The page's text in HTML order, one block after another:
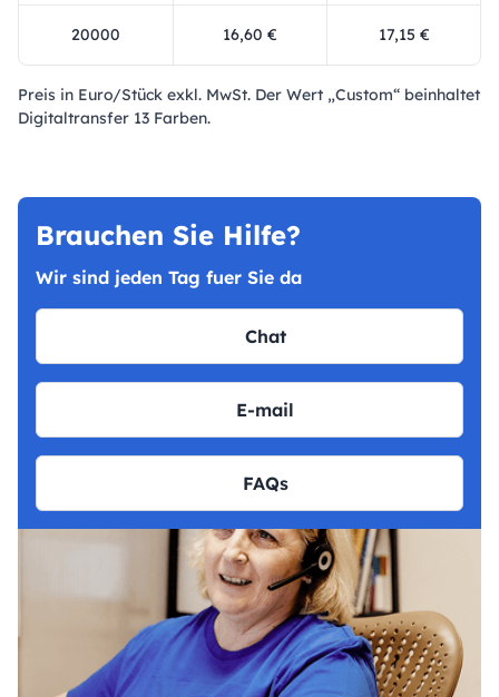
20000 16,60 € 17,15 €
Preis in Euro/Stück exkl. MwSt. Der Wert „Custom“ beinhaltet
Digitaltransfer 13 Farben.
Brauchen Sie Hilfe?
Wir sind jeden Tag fuer Sie da
Chat
E-mail
FAQs